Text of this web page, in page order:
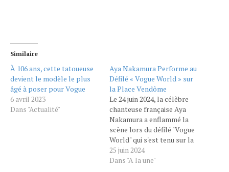
Similaire
À 106 ans, cette tatoueuse
devient le modèle le plus
âgé à poser pour Vogue
6 avril 2023
Dans "Actualité"
Aya Nakamura Performe au
Défilé « Vogue World » sur
la Place Vendôme
Le 24 juin 2024, la célèbre
chanteuse française Aya
Nakamura a enflammé la
scène lors du défilé "Vogue
World" qui s'est tenu sur la
prestigieuse Place
Vendôme à Paris. Cet
25 juin 2024
Dans "A la une"